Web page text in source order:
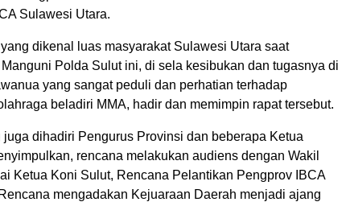
Sulawesi Utara.
dikenal luas masyarakat Sulawesi Utara saat
Polda Sulut ini, di sela kesibukan dan tugasnya di
yang sangat peduli dan perhatian terhadap
beladiri MMA, hadir dan memimpin rapat tersebut.
juga dihadiri Pengurus Provinsi dan beberapa Ketua
rencana melakukan audiens dengan Wakil
Ketua Koni Sulut, Rencana Pelantikan Pengprov IBCA
mengadakan Kejuaraan Daerah menjadi ajang